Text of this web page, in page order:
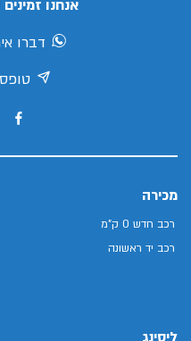
אנחנו
דברו
מכירה
רכב חדש 0 ק"מ
רכב יד ראשונה
ליסינג